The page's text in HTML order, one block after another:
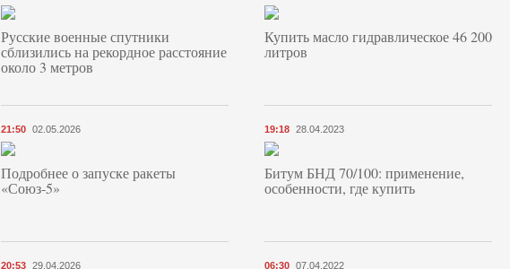
Русские военные спутники
сблизились на рекордное расстояние
около 3 метров
21:50 02.05.2026
Подробнее о запуске ракеты
«Союз‑5»
20:53 29.04.2026
Купить масло гидравлическое 46 200
литров
19:18 28.04.2023
Битум БНД 70/100: применение,
особенности, где купить
06:30 07.04.2022